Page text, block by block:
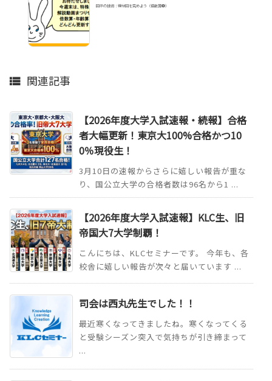
図示の技術：線分図を究めよう（倍数算❹）
 関連記事
【2026年度大学入試速報・続報】合格
者大幅更新！東京大100%合格かつ10
0％現役生！
3月10日の速報からさらに嬉しい報告が重な
り、国公立大学の合格者数は96名から1 ...
【2026年度大学入試速報】KLC生、旧
帝国大7大学制覇！
こんにちは、KLCセミナーです。 今年も、各
校舎に嬉しい報告が次々と届いています ...
司会は西丸先生でした！！
最近寒くなってきましたね。寒くなってくる
と受験シーズン突入で気持ちが引き締まって
...